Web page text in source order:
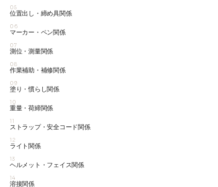
05
位置出し・締め具関係
06
マーカー・ペン関係
07
測位・測量関係
08
作業補助・補修関係
09
塗り・慣らし関係
10
重量・荷締関係
11
ストラップ・安全コード関係
12
ライト関係
13
ヘルメット・フェイス関係
14
溶接関係